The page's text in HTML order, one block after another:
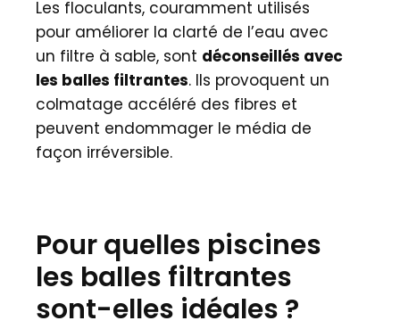
Les floculants, couramment utilisés
pour améliorer la clarté de l’eau avec
un filtre à sable, sont déconseillés avec
les balles filtrantes. Ils provoquent un
colmatage accéléré des fibres et
peuvent endommager le média de
façon irréversible.
Pour quelles piscines
les balles filtrantes
sont-elles idéales ?